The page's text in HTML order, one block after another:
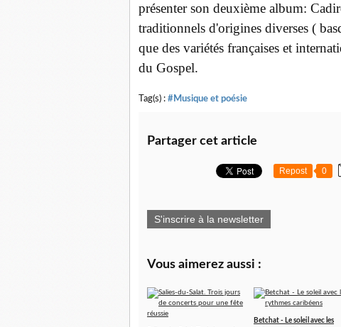
présenter son deuxième album:
traditionnels d'origines diverses (
que des variétés françaises et
du Gospel.
Tag(s) : #Musique et poésie
Partager cet article
Repost 0
S'inscrire à la newsletter
Vous aimerez aussi :
Betchat - Le soleil avec les